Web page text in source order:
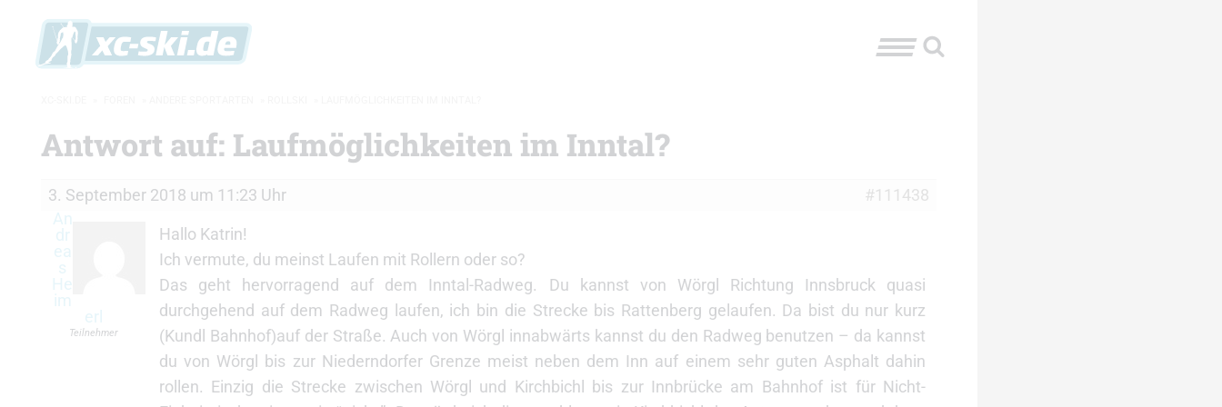
Antwort auf: Laufmöglichkeiten im Inntal?
3. September 2018 um 11:23 Uhr
#111438
An
dr
ea
s
He
im
erl
Teilnehmer
Hallo Katrin!
Ich vermute, du meinst Laufen mit Rollern oder so?
Das geht hervorragend auf dem Inntal-Radweg. Du kannst von Wörgl Richtung Innsbruck quasi
durchgehend auf dem Radweg laufen, ich bin die Strecke bis Rattenberg gelaufen. Da bist du nur kurz
(Kundl Bahnhof)auf der Straße. Auch von Wörgl innabwärts kannst du den Radweg benutzen – da kannst
du von Wörgl bis zur Niederndorfer Grenze meist neben dem Inn auf einem sehr guten Asphalt dahin
rollen. Einzig die Strecke zwischen Wörgl und Kirchbichl bis zur Innbrücke am Bahnhof ist für Nicht-